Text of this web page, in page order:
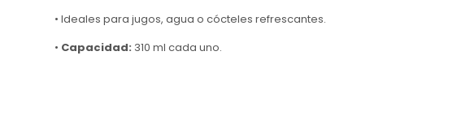
• Ideales para jugos, agua o cócteles refrescantes.
• Capacidad: 310 ml cada uno.